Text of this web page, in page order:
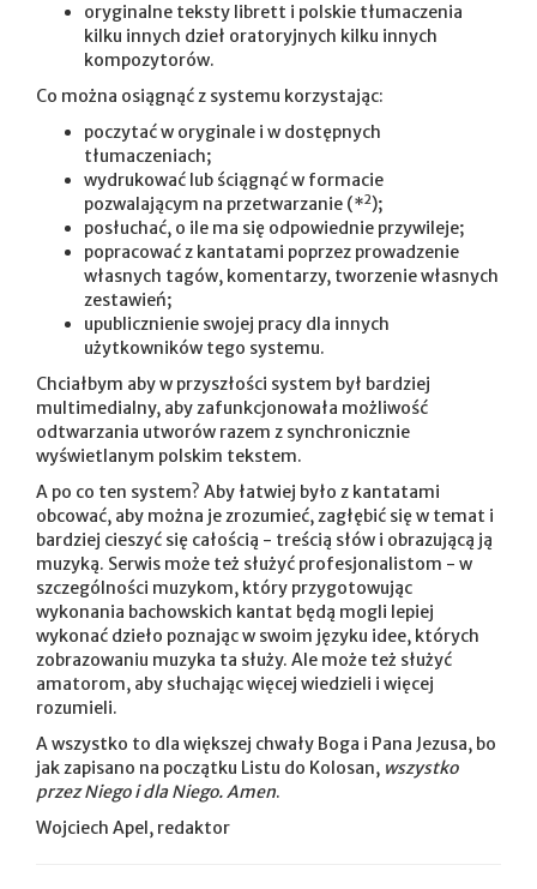
oryginalne teksty librett i polskie tłumaczenia
kilku innych dzieł oratoryjnych kilku innych
kompozytorów.
Co można osiągnąć z systemu korzystając:
poczytać w oryginale i w dostępnych
tłumaczeniach;
wydrukować lub ściągnąć w formacie
pozwalającym na przetwarzanie (*2);
posłuchać, o ile ma się odpowiednie przywileje;
popracować z kantatami poprzez prowadzenie
własnych tagów, komentarzy, tworzenie własnych
zestawień;
upublicznienie swojej pracy dla innych
użytkowników tego systemu.
Chciałbym aby w przyszłości system był bardziej
multimedialny, aby zafunkcjonowała możliwość
odtwarzania utworów razem z synchronicznie
wyświetlanym polskim tekstem.
A po co ten system? Aby łatwiej było z kantatami
obcować, aby można je zrozumieć, zagłębić się w temat i
bardziej cieszyć się całością - treścią słów i obrazującą ją
muzyką. Serwis może też służyć profesjonalistom - w
szczególności muzykom, który przygotowując
wykonania bachowskich kantat będą mogli lepiej
wykonać dzieło poznając w swoim języku idee, których
zobrazowaniu muzyka ta służy. Ale może też służyć
amatorom, aby słuchając więcej wiedzieli i więcej
rozumieli.
A wszystko to dla większej chwały Boga i Pana Jezusa, bo
jak zapisano na początku Listu do Kolosan, wszystko
przez Niego i dla Niego. Amen.
Wojciech Apel, redaktor